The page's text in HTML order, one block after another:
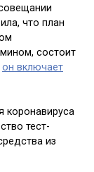
что план
состоит
он включает
коронавируса
тест-
из